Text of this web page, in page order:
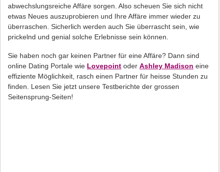
abwechslungsreiche Affäre sorgen. Also scheuen Sie sich nicht
etwas Neues auszuprobieren und Ihre Affäre immer wieder zu
überraschen. Sicherlich werden auch Sie überrascht sein, wie
prickelnd und genial solche Erlebnisse sein können.
Sie haben noch gar keinen Partner für eine Affäre? Dann sind
online Dating Portale wie Lovepoint oder Ashley Madison eine
effiziente Möglichkeit, rasch einen Partner für heisse Stunden zu
finden. Lesen Sie jetzt unsere Testberichte der grossen
Seitensprung-Seiten!